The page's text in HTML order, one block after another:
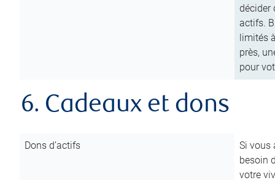
décider
actifs.
limités
près,
pour
6. Cadeaux et dons
Dons d’actifs
Si vous
besoin
votre